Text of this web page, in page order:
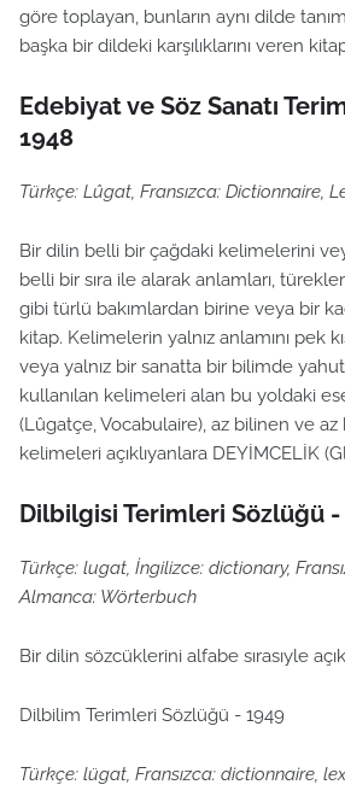
göre toplayan, bunların aynı dilde
başka bir dildeki karşılıklarını veren
Edebiyat ve Söz Sanatı
1948
Türkçe: Lûgat, Fransızca: Dictionnaire,
Bir dilin belli bir çağdaki kelimelerini
belli bir sıra ile alarak anlamları,
gibi türlü bakımlardan birine veya bir
kitap. Kelimelerin yalnız anlamını pek
veya yalnız bir sanatta bir bilimde yahut
kullanılan kelimeleri alan bu yoldaki
(Lûgatçe, Vocabulaire), az bilinen ve az
kelimeleri açıklıyanlara DEYİMCELİK
Dilbilgisi Terimleri Sözlüğü -
Türkçe: lugat, İngilizce: dictionary,
Almanca: Wörterbuch
Bir dilin sözcüklerini alfabe sırasıyle
Dilbilim Terimleri Sözlüğü - 1949
Türkçe: lügat, Fransızca: dictionnaire,